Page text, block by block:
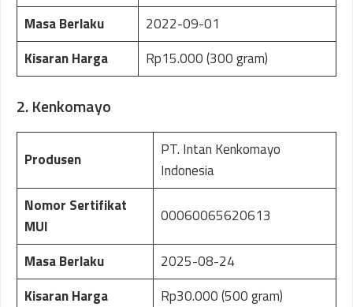
Masa Berlaku
2022-09-01
Kisaran Harga
Rp15.000 (300 gram)
2. Kenkomayo
Produsen
PT. Intan Kenkomayo
Indonesia
Nomor Sertifikat
MUI
00060065620613
Masa Berlaku
2025-08-24
Kisaran Harga
Rp30.000 (500 gram)